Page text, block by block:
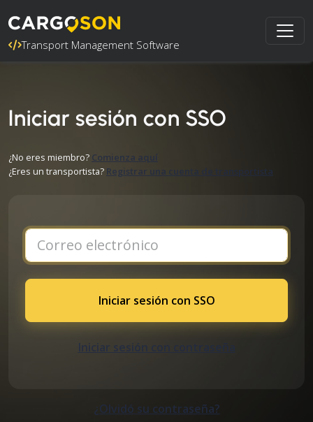
Transport Management Software
Iniciar sesión con SSO
¿No eres miembro? Comienza aquí
¿Eres un transportista? Registrar una cuenta de transportista
Iniciar sesión con contraseña
¿Olvidó su contraseña?